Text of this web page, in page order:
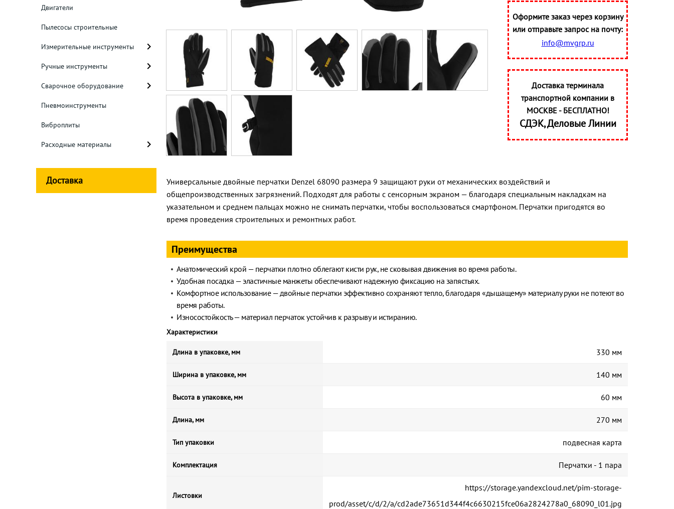
Двигатели
Пылесосы строительные
Измерительные инструменты
Ручные инструменты
Сварочное оборудование
Пневмоинструменты
Виброплиты
Расходные материалы
Доставка
Оформите заказ через корзину
или отправьте запрос на почту:
info@mvgrp.ru
Доставка терминала
транспортной компании в
МОСКВЕ - БЕСПЛАТНО!
СДЭК, Деловые Линии
Универсальные двойные перчатки Denzel 68090 размера 9 защищают руки от механических воздействий и
общепроизводственных загрязнений. Подходят для работы с сенсорным экраном — благодаря специальным накладкам на
указательном и среднем пальцах можно не снимать перчатки, чтобы воспользоваться смартфоном. Перчатки пригодятся во
время проведения строительных и ремонтных работ.
Преимущества
Анатомический крой — перчатки плотно облегают кисти рук, не сковывая движения во время работы.
Удобная посадка — эластичные манжеты обеспечивают надежную фиксацию на запястьях.
Комфортное использование — двойные перчатки эффективно сохраняют тепло, благодаря «дышащему» материалу руки не потеют во
время работы.
Износостойкость — материал перчаток устойчив к разрыву и истиранию.
Характеристики
Длина в упаковке, мм 330 мм
Ширина в упаковке, мм 140 мм
Высота в упаковке, мм 60 мм
Длина, мм 270 мм
Тип упаковки подвесная карта
Комплектация Перчатки - 1 пара
Листовки
https://storage.yandexcloud.net/pim-storage-
prod/asset/c/d/2/a/cd2ade73651d344f4c6630215fce06a2824278a0_68090_l01.jpg